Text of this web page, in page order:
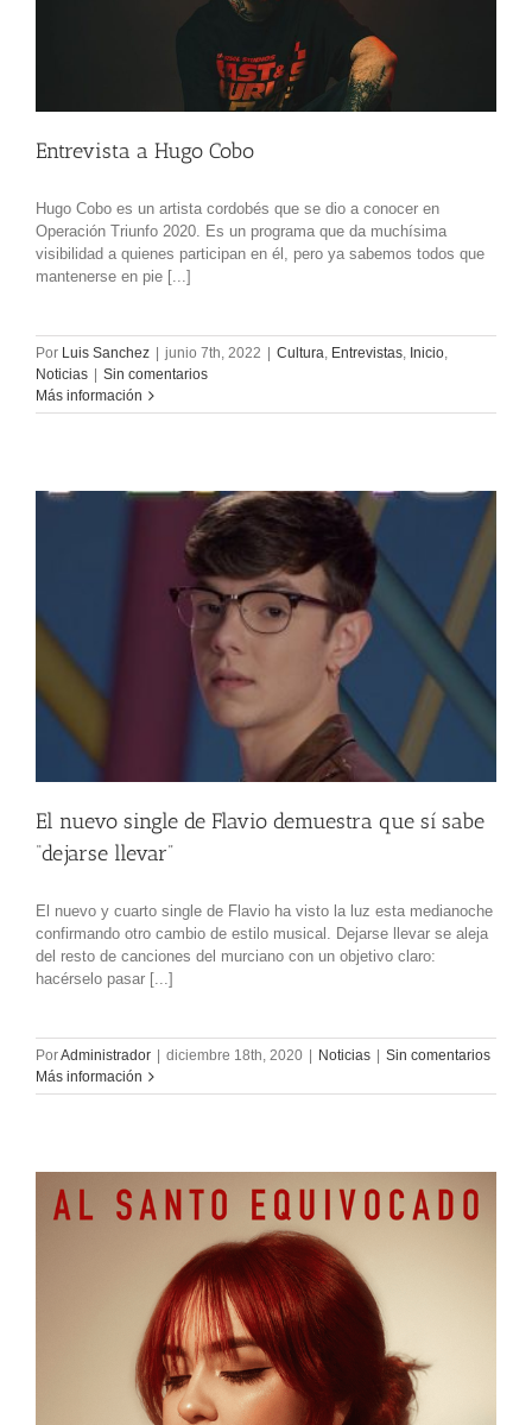
Entrevista a Hugo Cobo
Hugo Cobo es un artista cordobés que se dio a conocer en
Operación Triunfo 2020. Es un programa que da muchísima
visibilidad a quienes participan en él, pero ya sabemos todos que
mantenerse en pie [...]
Por Luis Sanchez junio 7th, 2022 Cultura, Entrevistas, Inicio,
Noticias
Sin comentarios
Más información
El nuevo single de Flavio demuestra que sí sabe
“dejarse llevar”
El nuevo y cuarto single de Flavio ha visto la luz esta medianoche
confirmando otro cambio de estilo musical. Dejarse llevar se aleja
del resto de canciones del murciano con un objetivo claro:
hacérselo pasar [...]
PorAdministrador | diciembre 18th, 2020 | Noticias | Sin comentarios
Más información